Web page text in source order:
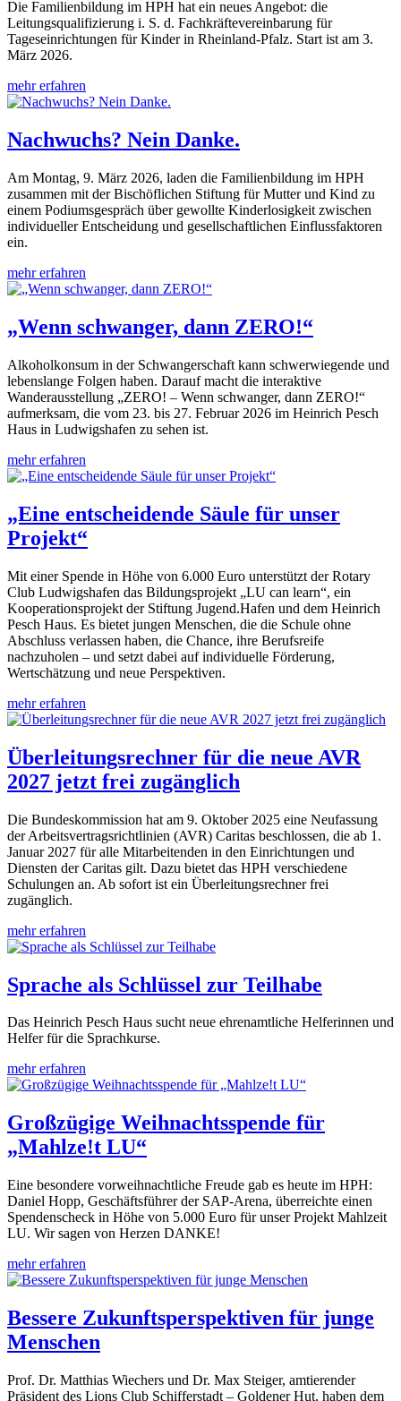
Die Familienbildung im HPH hat ein neues Angebot: die
Leitungsqualifizierung i. S. d. Fachkräftevereinbarung für
Tageseinrichtungen für Kinder in Rheinland-Pfalz. Start ist am 3.
März 2026.
mehr erfahren
Nachwuchs? Nein Danke.
Am Montag, 9. März 2026, laden die Familienbildung im HPH
zusammen mit der Bischöflichen Stiftung für Mutter und Kind zu
einem Podiumsgespräch über gewollte Kinderlosigkeit zwischen
individueller Entscheidung und gesellschaftlichen Einflussfaktoren
ein.
mehr erfahren
„Wenn schwanger, dann ZERO!“
Alkoholkonsum in der Schwangerschaft kann schwerwiegende und
lebenslange Folgen haben. Darauf macht die interaktive
Wanderausstellung „ZERO! – Wenn schwanger, dann ZERO!“
aufmerksam, die vom 23. bis 27. Februar 2026 im Heinrich Pesch
Haus in Ludwigshafen zu sehen ist.
mehr erfahren
„Eine entscheidende Säule für unser
Projekt“
Mit einer Spende in Höhe von 6.000 Euro unterstützt der Rotary
Club Ludwigshafen das Bildungsprojekt „LU can learn“, ein
Kooperationsprojekt der Stiftung Jugend.Hafen und dem Heinrich
Pesch Haus. Es bietet jungen Menschen, die die Schule ohne
Abschluss verlassen haben, die Chance, ihre Berufsreife
nachzuholen – und setzt dabei auf individuelle Förderung,
Wertschätzung und neue Perspektiven.
mehr erfahren
Überleitungsrechner für die neue AVR
2027 jetzt frei zugänglich
Die Bundeskommission hat am 9. Oktober 2025 eine Neufassung
der Arbeitsvertragsrichtlinien (AVR) Caritas beschlossen, die ab 1.
Januar 2027 für alle Mitarbeitenden in den Einrichtungen und
Diensten der Caritas gilt. Dazu bietet das HPH verschiedene
Schulungen an. Ab sofort ist ein Überleitungsrechner frei
zugänglich.
mehr erfahren
Sprache als Schlüssel zur Teilhabe
Das Heinrich Pesch Haus sucht neue ehrenamtliche Helferinnen und
Helfer für die Sprachkurse.
mehr erfahren
Großzügige Weihnachtsspende für
„Mahlze!t LU“
Eine besondere vorweihnachtliche Freude gab es heute im HPH:
Daniel Hopp, Geschäftsführer der SAP-Arena, überreichte einen
Spendenscheck in Höhe von 5.000 Euro für unser Projekt Mahlzeit
LU. Wir sagen von Herzen DANKE!
mehr erfahren
Bessere Zukunftsperspektiven für junge
Menschen
Prof. Dr. Matthias Wiechers und Dr. Max Steiger, amtierender
Präsident des Lions Club Schifferstadt – Goldener Hut, haben dem